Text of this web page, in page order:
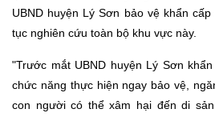
UBND huyện Lý Sơn bảo vệ khẩn
tục nghiên cứu toàn bộ khu vực này.
"Trước mắt UBND huyện Lý Sơn
chức năng thực hiện ngay bảo vệ,
con người có thể xâm hại đến di